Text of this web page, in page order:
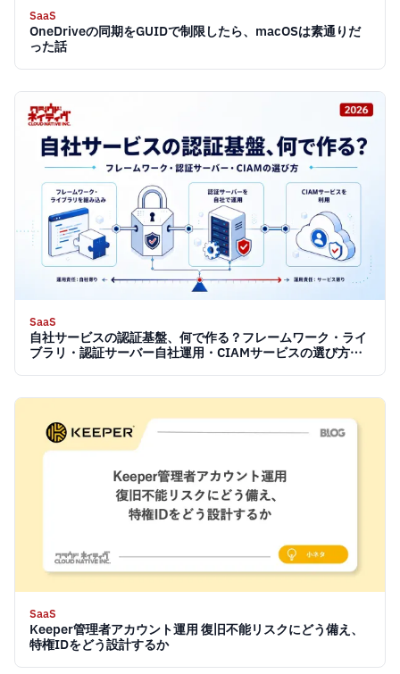
SaaS
OneDriveの同期をGUIDで制限したら、macOSは素通りだ
った話
SaaS
自社サービスの認証基盤、何で作る？フレームワーク・ライ
ブラリ・認証サーバー自社運用・CIAMサービスの選び方
SaaS
Keeper管理者アカウント運用 復旧不能リスクにどう備え、
特権IDをどう設計するか